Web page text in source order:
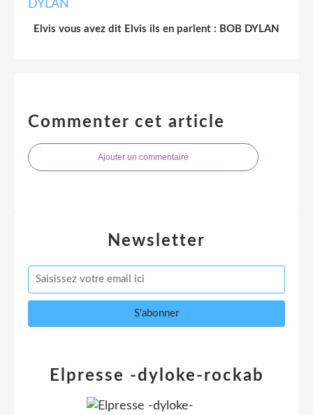
Elvis vous avez dit Elvis ils en parlent : BOB DYLAN
Commenter cet article
Ajouter un commentaire
Newsletter
Elpresse -dyloke-rockab